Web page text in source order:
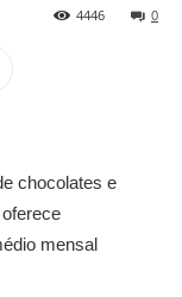
0
4446
chocolates e
mensal